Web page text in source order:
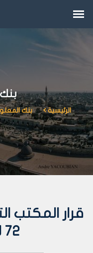
الرئيسية بنك
قرار المكتب
72 لعام 2001